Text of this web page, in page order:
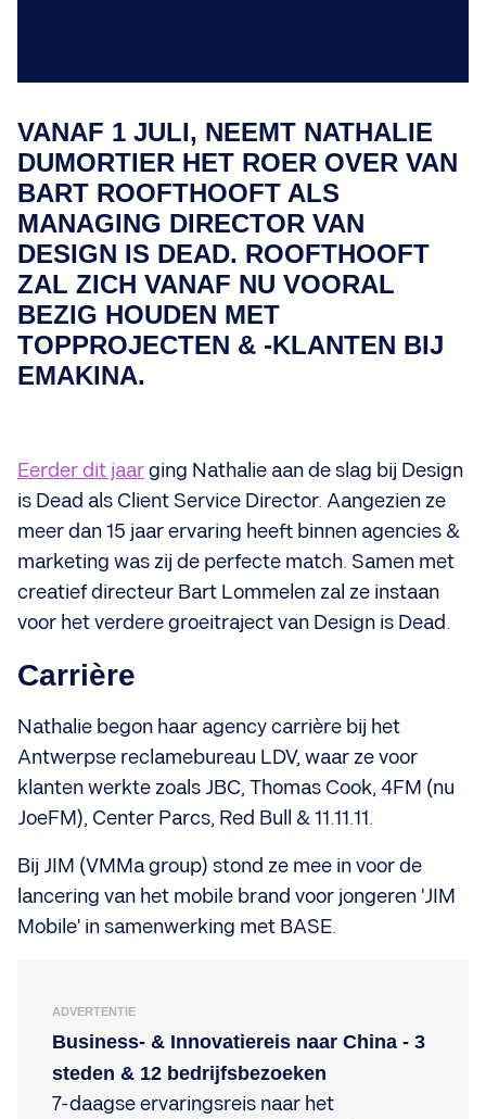
VANAF 1 JULI, NEEMT NATHALIE
DUMORTIER HET ROER OVER VAN
BART ROOFTHOOFT ALS
MANAGING DIRECTOR VAN
DESIGN IS DEAD. ROOFTHOOFT
ZAL ZICH VANAF NU VOORAL
BEZIG HOUDEN MET
TOPPROJECTEN & -KLANTEN BIJ
EMAKINA.
Eerder dit jaarging Nathalie aan de slag bij Design
is Dead als Client Service Director. Aangezien ze
meer dan 15 jaar ervaring heeft binnen agencies &
marketing was zij de perfecte match. Samen met
creatief directeur Bart Lommelen zal ze instaan
voor het verdere groeitraject van Design is Dead.
Carrière
Nathalie begon haar agency carrière bij het
Antwerpse reclamebureau LDV, waar ze voor
klanten werkte zoals JBC, Thomas Cook, 4FM (nu
JoeFM), Center Parcs, Red Bull & 11.11.11.
Bij JIM (VMMa group) stond ze mee in voor de
lancering van het mobile brand voor jongeren 'JIM
Mobile' in samenwerking met BASE.
ADVERTENTIE
Business- & Innovatiereis naar China - 3
steden & 12 bedrijfsbezoeken
7-daagse ervaringsreis naar het